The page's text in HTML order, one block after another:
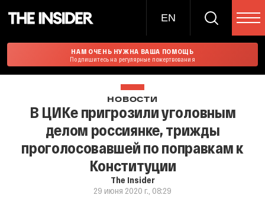
EN
НАМ ОЧЕНЬ НУЖНА ВАША ПОМОЩЬ
Подпишитесь на регулярные пожертвования
НОВОСТИ
В ЦИКе пригрозили уголовным
делом россиянке, трижды
проголосовавшей по поправкам к
Конституции
The Insider
29 июня 2020 г., 08:29